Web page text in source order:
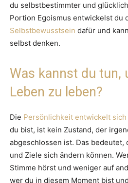
du selbstbestimmter und
Portion Egoismus entwickelst du
Selbstbewusstsein dafür und
selbst denken.
Was kannst du tun,
Leben zu leben?
Die Persönlichkeit entwickelt sich
du bist, ist kein Zustand, der
abgeschlossen ist. Das bedeutet,
und Ziele sich ändern können.
Stimme hörst und weniger auf
wer du in diesem Moment bist